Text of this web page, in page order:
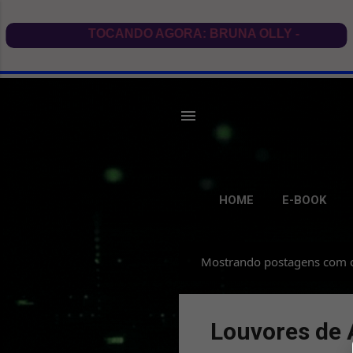
HOME E-BOOK
o
Mostrando postagens com
Louvores de